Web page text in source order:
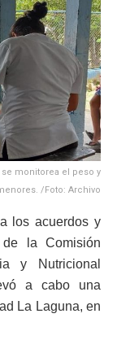
monitorea el peso y
/Foto: Archivo
los acuerdos y
la Comisión
y Nutricional
a cabo una
La Laguna, en